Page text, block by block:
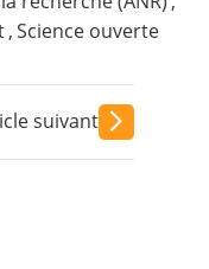
,Science ouverte
suivant